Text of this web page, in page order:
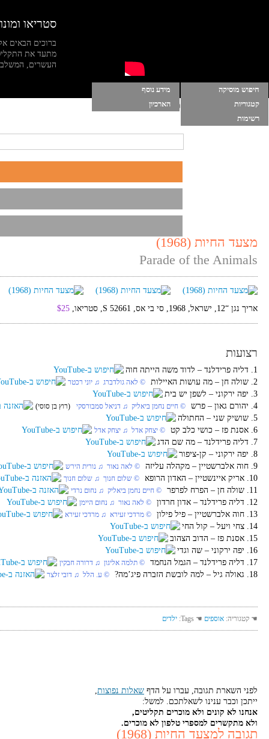
סטריאו ומונו
ברוכים הבאים
מתעד את
העשרים, המשלב
חיפוש מוסיקה
מידע נוסף
קטגוריות
הארכיון
רשימות
הרשימות שלי התחברות |הפעל מוסיקה ברקע
מצעד החיות (1968)
Parade of the Animals
אריך נגן “12, ישראל, 1968, סי בי אס, S 52661, סטריאו, $25
רצועות
1. דליה פרידלנד‏ – לדוד משה הייתה חוה
2. שולה חן‏ – מה עושות האיילות
© לאה גולדברג ♫ יוני רכטר
3. יפה ירקוני‏ – לשפן יש בית
4. יהורם גאון‏ – פרש
© חיים נחמן ביאליק ♫ דניאל סמבורסקי (רוץ בן סוסי)
5. שושיק שני‏ – החתולה
6. אסנת פז‏ – כושי כלב קט
© יצחק אדל ♫ יצחק אדל
7. דליה פרידלנד‏ – מה שם הדג
8. יפה ירקוני‏ – קן-ציפור
9. חוה אלברשטיין‏ – מקהלה עליזה
© לאה נאור ♫ נורית הירש
10. אריק איינשטיין‏ – האדון הרופא © שלום חנוך ♫ שלום חנוך
11. שולה חן‏ – הפרח לפרפר © חיים נחמן ביאליק ♫ נחום נרדי
12. דליה פרידלנד‏ – אדון חרדון © לאה נאור ♫ נחום היימן
13. חוה אלברשטיין‏ – פיל פילון © מרדכי זעירא ♫ מרדכי זעירא
14. צחי ויעל‏ – קול החי
15. אסנת פז‏ – הדוב הצהוב
16. יפה ירקוני‏ – שה וגדי
17. דליה פרידלנד‏ – הגמל הנחמד
© תלמה אליגון ♫ דרורה חבקין
18. גאולה גיל‏ – למה לובשת הזברה פיג’מה? © ע. הלל ♫ דובי זלצר
☚ קטגוריה: אוספים ☚ Tags: ילדים
לפני השארת תגובה, עברו על הדף שאלות נפוצות,
ייתכן וכבר ענינו לשאלתכם. למשל:
אנחנו לא קונים ולא מוכרים תקליטים,
ולא מתקשרים למספרי טלפון לא מוכרים.
תגובה למצעד החיות (1968)